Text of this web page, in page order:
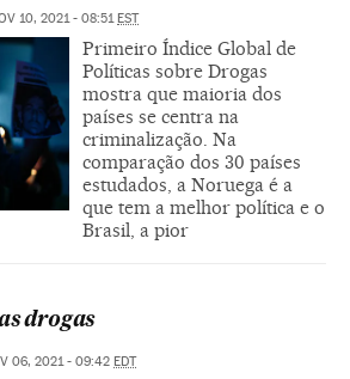
10, 2021 - 08:51 EST
Primeiro Índice Global de
Políticas sobre Drogas
mostra que maioria dos
países se centra na
criminalização. Na
comparação dos 30 países
estudados, a Noruega é a
que tem a melhor política e o
Brasil, a pior
drogas
06, 2021 - 09:42 EDT